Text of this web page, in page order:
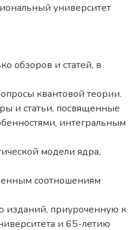
университет
обзоров и статей, в
квантовой теории.
и cтатьи, посвященные
интегральным
модели ядра,
соотношениям
изданий, приуроченную к
и 65-летию